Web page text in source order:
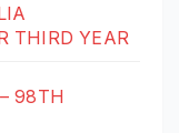
THIRD YEAR
98TH